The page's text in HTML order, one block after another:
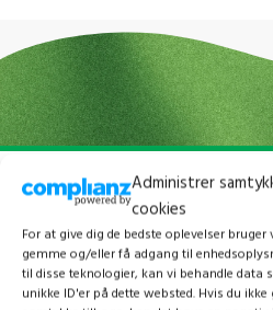
Administrer
cookies
For at give dig de bedste oplevelser
gemme og/eller få adgang til
til disse teknologier, kan vi behandle data
unikke ID'er på dette websted. Hvis du